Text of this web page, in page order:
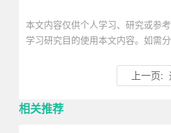
本文内容仅供个人学习、研究或参
学习研究目的使用本文内容。如需
上一页:
相关推荐